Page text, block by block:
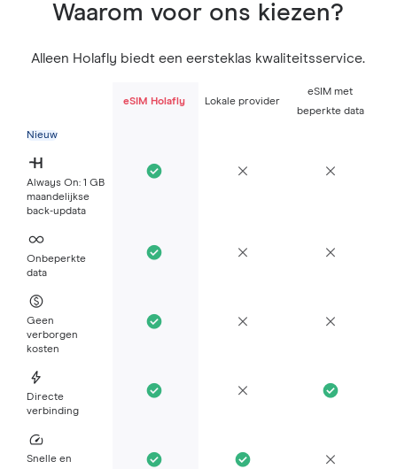
Waarom voor ons kiezen?
Alleen Holafly biedt een eersteklas kwaliteitsservice.
eSIM Holafly Lokale provider
eSIM met
beperkte data
Nieuw
Always On: 1 GB
maandelijkse
back-updata
Onbeperkte
data
Geen
verborgen
kosten
Directe
verbinding
Snelle en